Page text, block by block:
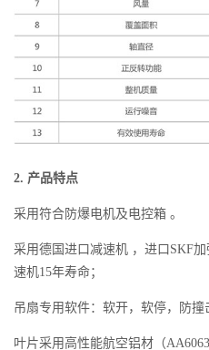
2. 产品特点
采用符合防爆电机及电控箱 。
采用德国进口减速机 ，进口SKF
速机15年寿命；
吊扇专用软件：软开，软停，防撞
叶片采用高性能航空铝材（